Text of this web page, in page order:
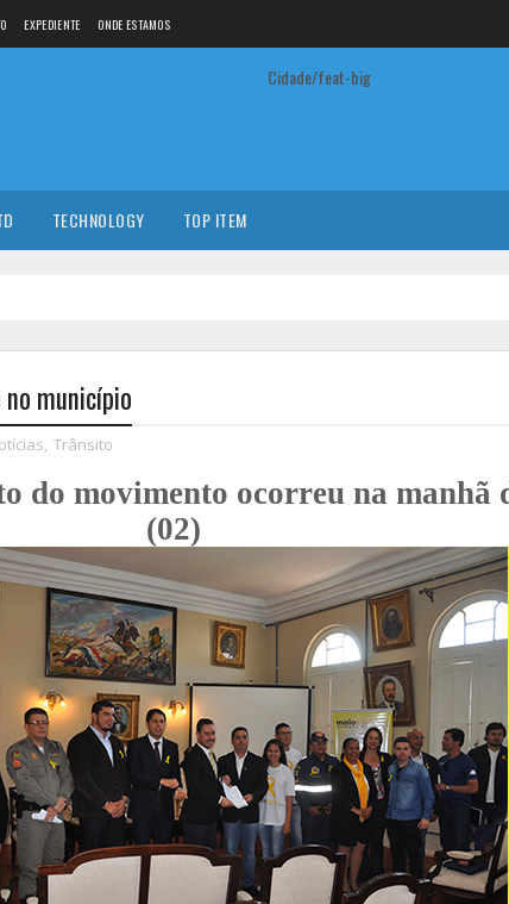
EXPEDIENTE ONDE ESTAMOS
Cidade/feat-big
TECHNOLOGY TOP ITEM
município
, Trânsito
do movimento ocorreu na manhã
(02)